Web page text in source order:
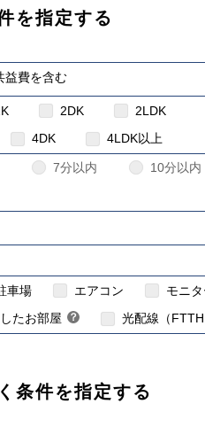
を指定する
益費を含む
2DK
2LDK
4DK 4LDK以上
7分以内 10分以内
車場 エアコン
モニ
たお部屋 ？
こちら
光配線（FTTH
賃貸住宅のイン
条件を指定する